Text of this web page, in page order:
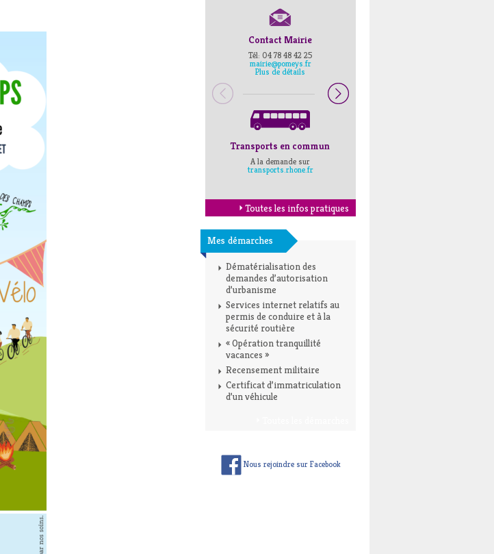
Contact Mairie
Tél: 04 78 48 42 25
mairie@pomeys.fr
Plus de détails
Transports en commun
A la demande sur
transports.rhone.fr
Toutes les infos pratiques
Mes démarches
Dématérialisation des
demandes d’autorisation
d’urbanisme
Services internet relatifs au
permis de conduire et à la
sécurité routière
« Opération tranquillité
vacances »
Recensement militaire
Certificat d’immatriculation
d’un véhicule
Nous rejoindre sur Facebook